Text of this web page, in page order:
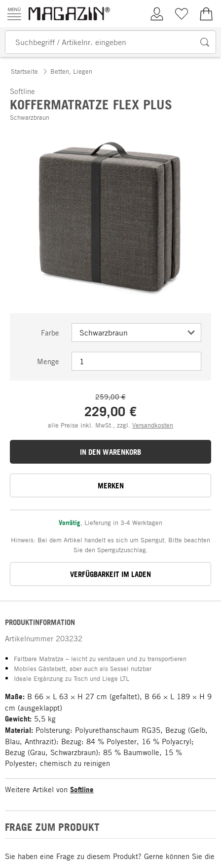
Zum Inhalt springen
Kundenkonto
Merkliste
Startseite Betten, Liegen
Softline
KOFFERMATRATZE FLEX PLUS
Schwarzbraun
Farbe
Menge
259,00 €
229,00 €
alle Preise inkl. MwSt., zzgl. Versandkosten
IN DEN WARENKORB
MERKEN
Vorrätig Lieferung in 3-4 Werktagen
Hinweis: Bei dem Artikel handelt es sich um Sperrgut. Bitte beachten
Sie den Sperrgutzuschlag.
VERFÜGBARKEIT IM LADEN
PRODUKTINFORMATION
Artikelnummer 203232
Faltbare Matratze – leicht zu verstauen und zu transportieren
Mobiles Gästebett, aber auch als Sessel nutzbar
Ideale Ergänzung zu Tisch und Liege LTL
Maße: B 66 × L 63 × H 27 cm (gefaltet), B 66 × L 189 × H 9
cm (ausgeklappt)
Gewicht: 5,5 kg
Material: Polsterung: Polyurethanschaum RG35, Bezug (Gelb,
Blau, Anthrazit): Bezug: 84 % Polyester, 16 % Polyacryl;
Bezug (Grau, Schwarzbraun): 85 % Baumwolle, 15 %
Polyester; chemisch zu reinigen
Weitere Artikel von Softline
FRAGE ZUM PRODUKT
Sie haben eine Frage zu diesem Produkt? Gerne können Sie die